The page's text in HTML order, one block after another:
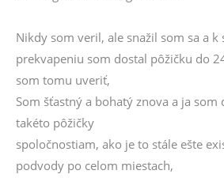
Nikdy som veril, ale snažil som sa a
prekvapeniu som dostal pôžičku do
som tomu uveriť,
Som šťastný a bohatý znova a ja som
takéto pôžičky
spoločnostiam, ako je to stále ešte
podvody po celom miestach,